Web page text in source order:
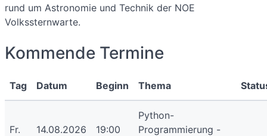
rund um Astronomie und Technik der NOE
Volkssternwarte.
Kommende Termine
Tag Datum Beginn Thema
Fr. 14.08.2026 19:00
Python-
Programmierung -